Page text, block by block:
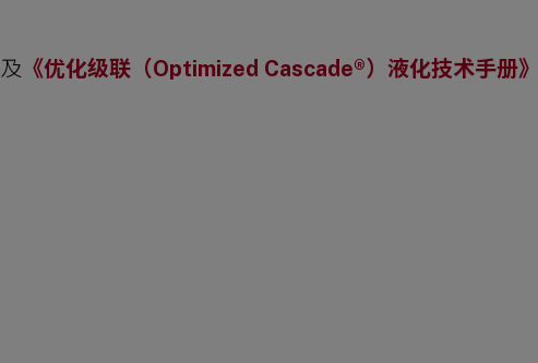
及 《优化级联（Optimized Cascade®）液化技术手册》